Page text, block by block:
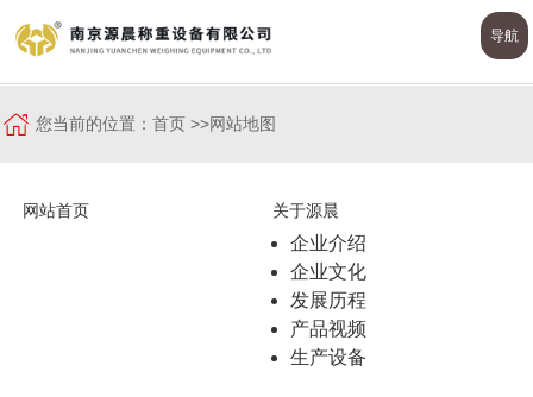
导航
您当前的位置： 首页 >>网站地图
网站首页 关于源晨
企业介绍
企业文化
发展历程
产品视频
生产设备